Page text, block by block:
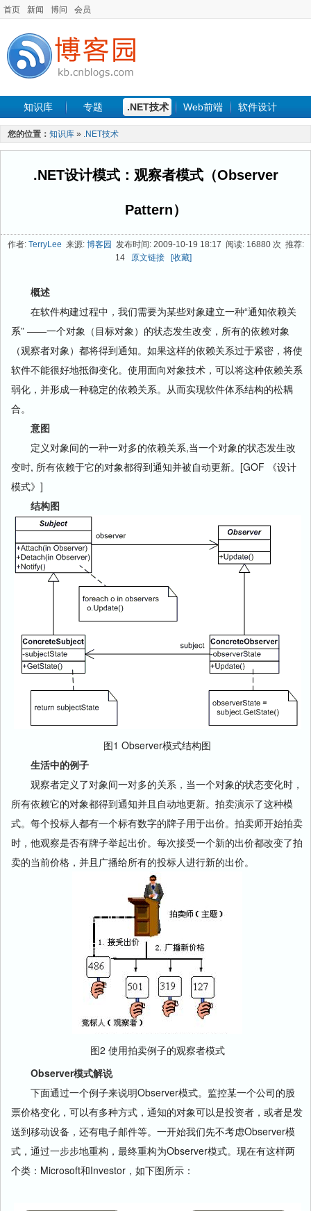
首页 新闻 博问 会员
知识库 专题 .NET技术 Web前端 软件设计
手机开发 软件工程
最新文章
您的位置： 知识库 » .NET技术
.NET设计模式：观察者模式（Observer
Pattern）
作者: TerryLee 来源: 博客园 发布时间: 2009-10-19 18:17 阅读: 16880 次 推荐:
14 原文链接 [收藏]
概述
在软件构建过程中，我们需要为某些对象建立一种“通知依赖关
系” ——一个对象（目标对象）的状态发生改变，所有的依赖对象
（观察者对象）都将得到通知。如果这样的依赖关系过于紧密，将使
软件不能很好地抵御变化。使用面向对象技术，可以将这种依赖关系
弱化，并形成一种稳定的依赖关系。从而实现软件体系结构的松耦
合。
意图
定义对象间的一种一对多的依赖关系,当一个对象的状态发生改
变时, 所有依赖于它的对象都得到通知并被自动更新。[GOF 《设计
模式》]
结构图
图1 Observer模式结构图
生活中的例子
观察者定义了对象间一对多的关系，当一个对象的状态变化时，
所有依赖它的对象都得到通知并且自动地更新。拍卖演示了这种模
式。每个投标人都有一个标有数字的牌子用于出价。拍卖师开始拍卖
时，他观察是否有牌子举起出价。每次接受一个新的出价都改变了拍
卖的当前价格，并且广播给所有的投标人进行新的出价。
图2 使用拍卖例子的观察者模式
Observer模式解说
下面通过一个例子来说明Observer模式。监控某一个公司的股
票价格变化，可以有多种方式，通知的对象可以是投资者，或者是发
送到移动设备，还有电子邮件等。一开始我们先不考虑Observer模
式，通过一步步地重构，最终重构为Observer模式。现在有这样两
个类：Microsoft和Investor，如下图所示：